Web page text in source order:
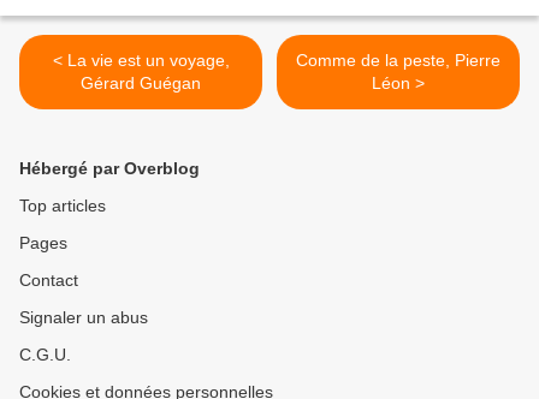
< La vie est un voyage,
Gérard Guégan
Comme de la peste, Pierre
Léon >
Hébergé par Overblog
Top articles
Pages
Contact
Signaler un abus
C.G.U.
Cookies et données personnelles